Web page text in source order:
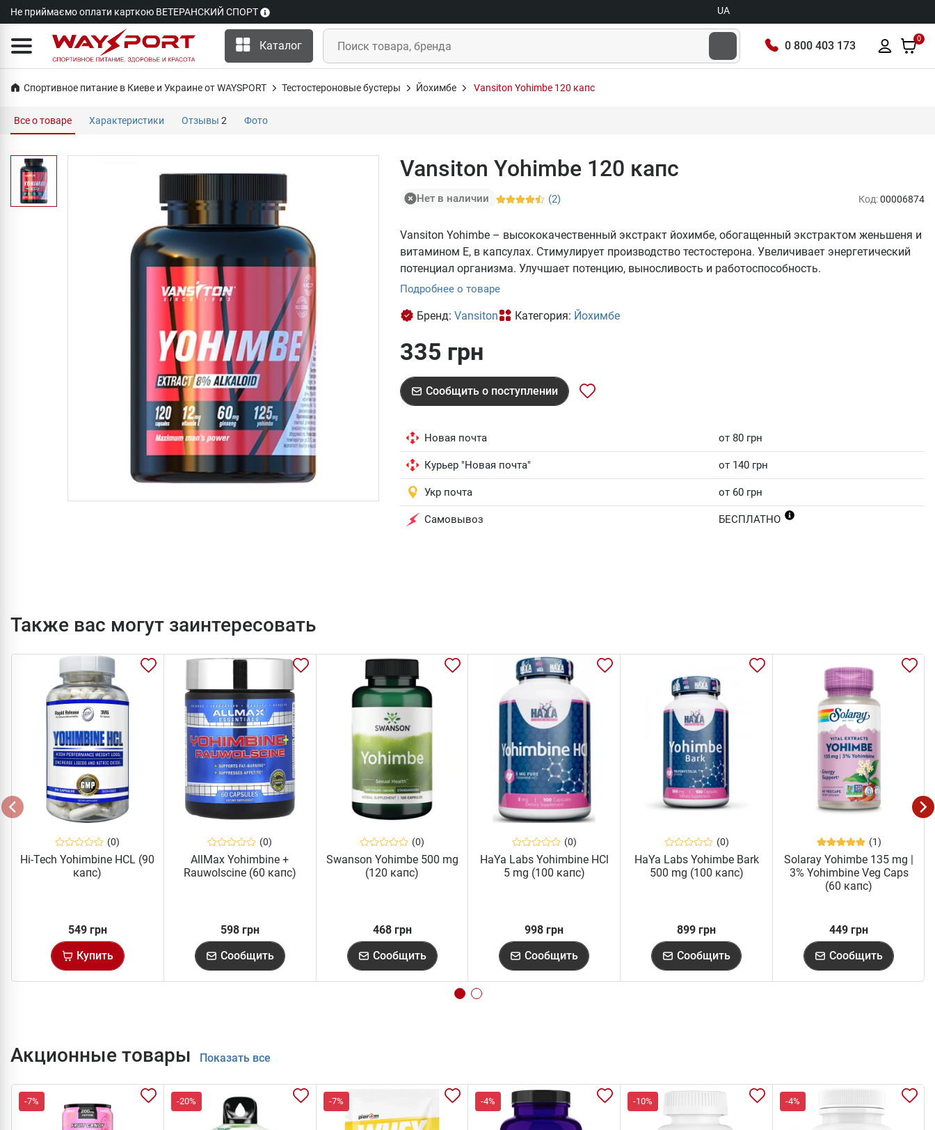
Не приймаємо оплати карткою ВЕТЕРАНСКИЙ СПОРТ UA
Каталог 0 800 403 173
0
Спортивное питание в Киеве и Украине от WAYSPORT Тестостероновые бустеры Йохимбе Vansiton Yohimbe 120 капс
Все о товаре Характеристики Отзывы 2 Фото
Vansiton Yohimbe 120 капс
Нет в наличии (2) Код:00006874
Vansiton Yohimbe – высококачественный экстракт йохимбе, обогащенный экстрактом женьшеня и
витамином Е, в капсулах. Стимулирует производство тестостерона. Увеличивает энергетический
потенциал организма. Улучшает потенцию, выносливость и работоспособность.
Подробнее о товаре
Бренд: Vansiton Категория: Йохимбе
335 грн
Сообщить о поступлении
Новая почта от 80 грн
Курьер "Новая почта" от 140 грн
Укр почта от 60 грн
Самовывоз БЕСПЛАТНО
Также вас могут заинтересовать
(0)
Hi-Tech Yohimbine HCL (90
капс)
549 грн
Купить
(0)
AllMax Yohimbine +
Rauwolscine (60 капс)
598 грн
Сообщить
(0)
Swanson Yohimbe 500 mg
(120 капс)
468 грн
Сообщить
(0)
HaYa Labs Yohimbine HCl
5 mg (100 капс)
998 грн
Сообщить
(0)
HaYa Labs Yohimbe Bark
500 mg (100 капс)
899 грн
Сообщить
(1)
Solaray Yohimbe 135 mg |
3% Yohimbine Veg Caps
(60 капс)
449 грн
Сообщить
Акционные товары Показать все
-7% -20% -7% -4% -10% -4%